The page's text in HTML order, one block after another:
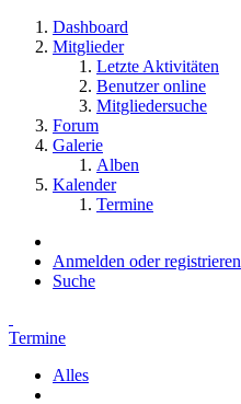
Dashboard
Mitglieder
Letzte Aktivitäten
Benutzer online
Mitgliedersuche
Forum
Galerie
Alben
Kalender
Termine
Anmelden oder registrieren
Suche
Termine
Alles